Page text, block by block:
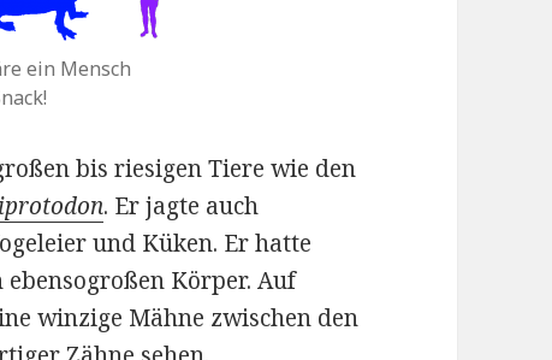
ein Mensch
bis riesigen Tiere wie den
. Er jagte auch
und Küken. Er hatte
Körper. Auf
winzige Mähne zwischen den